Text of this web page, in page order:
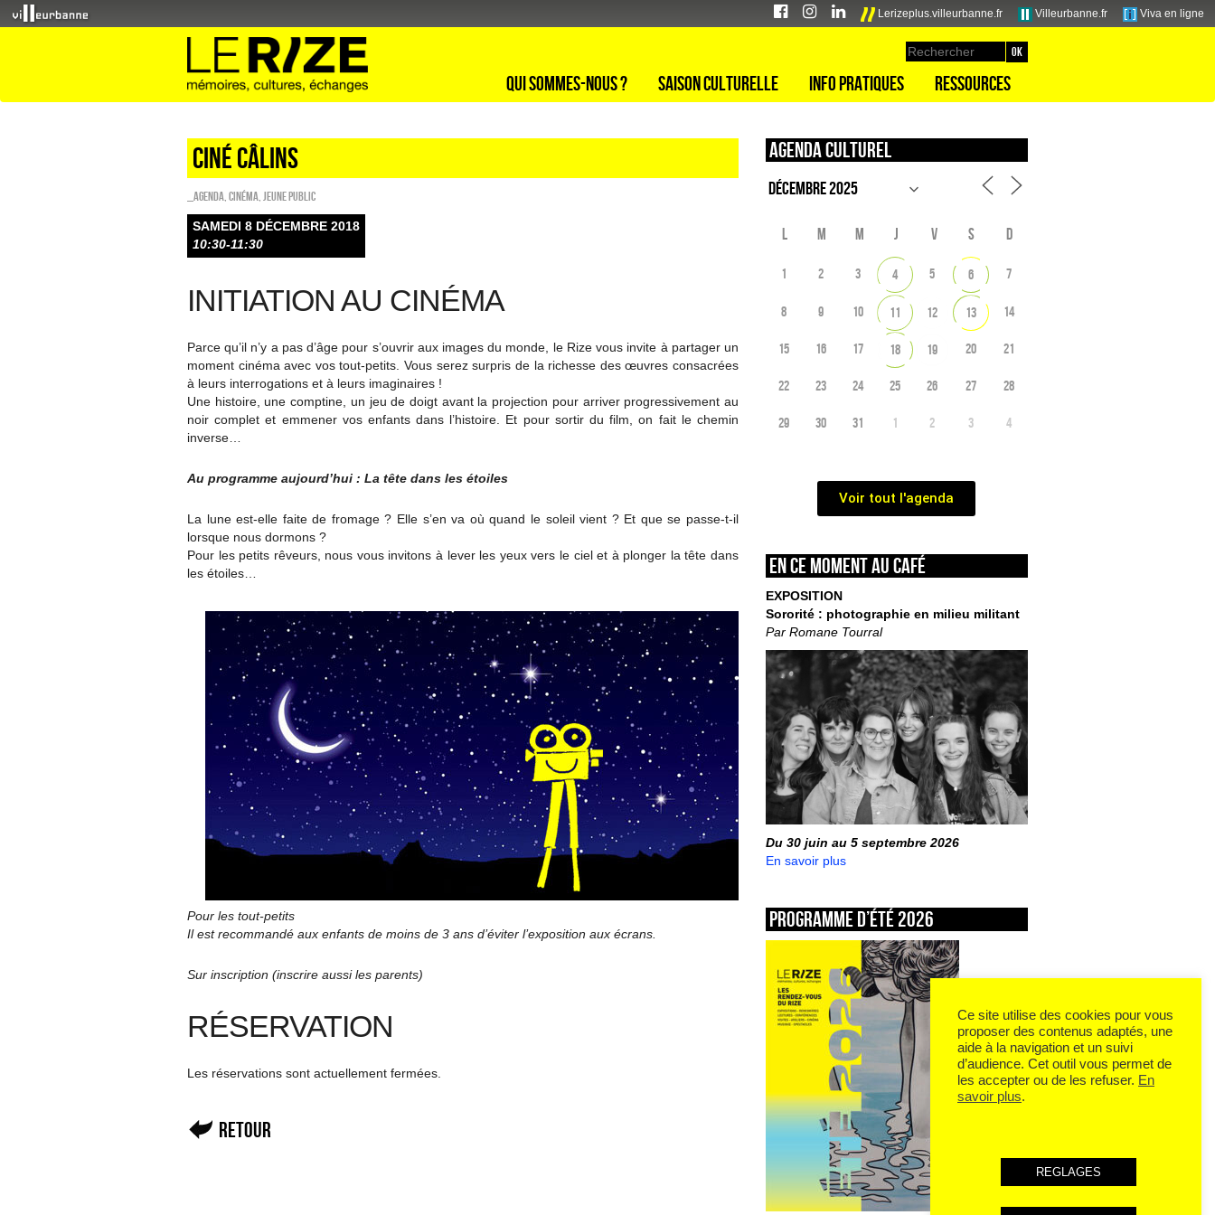
Lerizeplus.villeurbanne.fr Villeurbanne.fr Viva en ligne
Qui sommes-nous ? Saison culturelle Info pratiques Ressources
Ciné câlins
_Agenda Cinéma Jeune public
SAMEDI 8 DÉCEMBRE 2018
10:30-11:30
INITIATION AU CINÉMA
Parce qu’il n’y a pas d’âge pour s’ouvrir aux images du monde, le Rize vous invite à partager un
moment cinéma avec vos tout-petits. Vous serez surpris de la richesse des œuvres consacrées
à leurs interrogations et à leurs imaginaires !
Une histoire, une comptine, un jeu de doigt avant la projection pour arriver progressivement au
noir complet et emmener vos enfants dans l’histoire. Et pour sortir du film, on fait le chemin
inverse…
Au programme aujourd’hui : La tête dans les étoiles
La lune est-elle faite de fromage ? Elle s’en va où quand le soleil vient ? Et que se passe-t-il
lorsque nous dormons ?
Pour les petits rêveurs, nous vous invitons à lever les yeux vers le ciel et à plonger la tête dans
les étoiles…
Pour les tout-petits
Il est recommandé aux enfants de moins de 3 ans d’éviter l’exposition aux écrans.
Sur inscription (inscrire aussi les parents)
RÉSERVATION
Les réservations sont actuellement fermées.
Retour
Agenda culturel
L M M J V S D
1 2 3 4 5 6 7
8 9 10 11 12 13 14
15 16 17 18 19 20 21
22 23 24 25 26 27 28
29 30 31 1 2 3 4
Voir tout l'agenda
En ce moment au café
EXPOSITION
Sororité : photographie en milieu militant
Par Romane Tourral
Du 30 juin au 5 septembre 2026
En savoir plus
Programme d’été 2026
Ce site utilise des cookies pour vous
proposer des contenus adaptés, une
aide à la navigation et un suivi
d’audience. Cet outil vous permet de
les accepter ou de les refuser. En
savoir plus.
REGLAGES